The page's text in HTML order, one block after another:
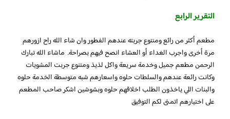
التقرير الرابع
مطعم أكثر من رائع ومنتوع جربته عندهم الفطور وان شاء الله راح ازورهم
مرة أخرى واجرب الغداء أو العشاء انصح فيهم بصراحة. ماشاء الله تبارك
الرحمن مطعم جميل وخدمة سريعة واكل لذيذ ومتنوع جربت المشويات
وكانت رائعة عندهم والسلطات حلوه واسعارهم شبه متوسطة الخدمة حلوه
والبنات اللي ياخذون الطلب اخلاقهم حلوه وبشوشين اشكر صاحب المطعم
على اختيارهم اتمنى لكم التوفيق